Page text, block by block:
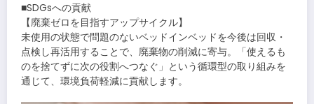
■SDGsへの貢献
【廃棄ゼロを目指すアップサイクル】
未使用の状態で問題のないベッドインベッドを今後は回収・
点検し再活用することで、廃棄物の削減に寄与。「使えるも
のを捨てずに次の役割へつなぐ」という循環型の取り組みを
通じて、環境負荷軽減に貢献します。